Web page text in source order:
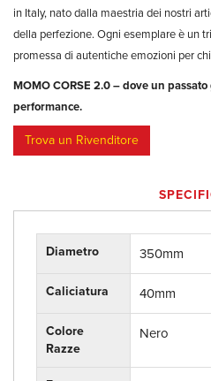
in Italy, nato dalla maestria dei nostri
della perfezione. Ogni esemplare è un
promessa di autentiche emozioni per
MOMO CORSE 2.0 – dove un
performance.
Trova un Rivenditore
Diametro 350mm
Caliciatura 40mm
Colore
Razze
Nero